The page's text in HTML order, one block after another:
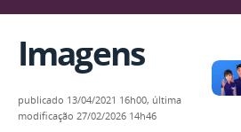
Imagens
publicado 13/04/2021 16h00, última
modificação 27/02/2026 14h46